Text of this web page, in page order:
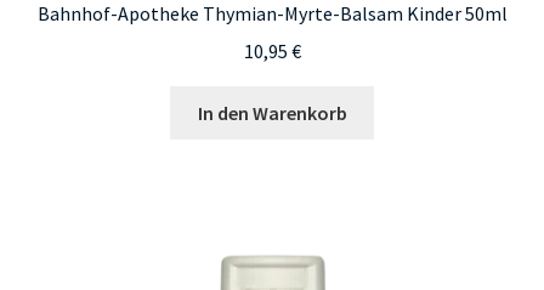
Bahnhof-Apotheke Thymian-Myrte-Balsam Kinder 50ml
10,95 €
In den Warenkorb